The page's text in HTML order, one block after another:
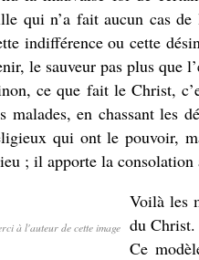
qui n’a fait aucun cas
indifférence ou cette
le sauveur pas plus que
ce que fait le Christ,
malades, en chassant les
qui ont le pouvoir,
; il apporte la consolation
à l'auteur de cette image
Voilà les
du Christ.
Ce